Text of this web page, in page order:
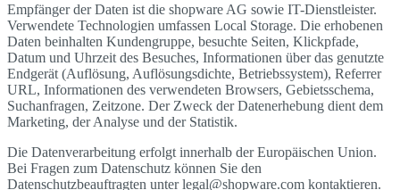
Empfänger der Daten ist die shopware AG sowie IT-Dienstleister.
Verwendete Technologien umfassen Local Storage. Die erhobenen
Daten beinhalten Kundengruppe, besuchte Seiten, Klickpfade,
Datum und Uhrzeit des Besuches, Informationen über das genutzte
Endgerät (Auflösung, Auflösungsdichte, Betriebssystem), Referrer
URL, Informationen des verwendeten Browsers, Gebietsschema,
Suchanfragen, Zeitzone. Der Zweck der Datenerhebung dient dem
Marketing, der Analyse und der Statistik.
Die Datenverarbeitung erfolgt innerhalb der Europäischen Union.
Bei Fragen zum Datenschutz können Sie den
Datenschutzbeauftragten unter legal@shopware.com kontaktieren.